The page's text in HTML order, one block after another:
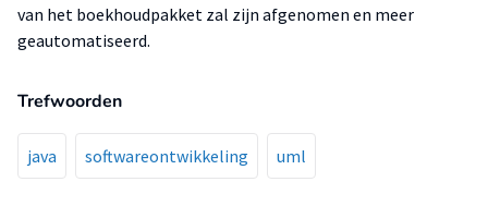
van het boekhoudpakket zal zijn afgenomen en meer
geautomatiseerd.
Trefwoorden
java softwareontwikkeling uml